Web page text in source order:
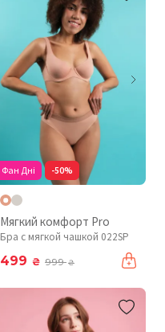
Фан Дні -50%
Мягкий комфорт Pro
Бра с мягкой чашкой 022SP
499 ₴ 999₴